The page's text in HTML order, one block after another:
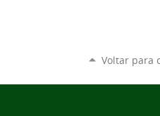
Voltar para